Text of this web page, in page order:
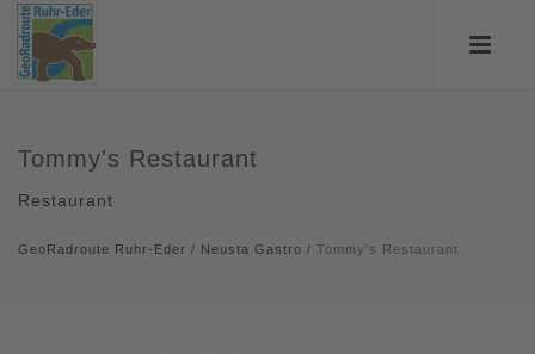
Tommy's Restaurant
Restaurant
GeoRadroute Ruhr-Eder / Neusta Gastro / Tommy's Restaurant